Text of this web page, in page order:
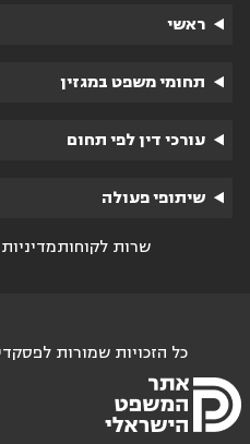
ראשי
תחומי משפט במגזין
עורכי דין לפי תחום
שיתופי פעולה
שרות לקוחות
כל הזכויות שמורות